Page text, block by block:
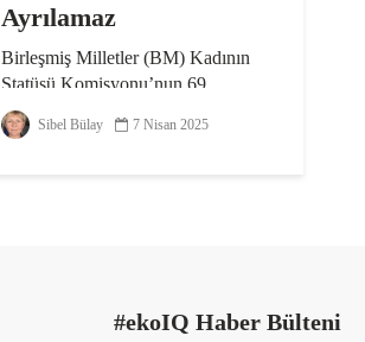
Ayrılamaz
Birleşmiş Milletler (BM) Kadının
Statüsü Komisyonu’nun 69.
Oturumu’nda konuşan BM Kadın
Birimi İcra Direktörü Sima Bahous,
Sibel Bülay 7 Nisan 2025
#ekoIQ Haber Bülteni